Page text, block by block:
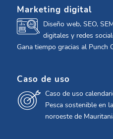
Marketing digital
Diseño web, SEO,
digitales y redes
Gana tiempo gracias al Punch
Caso de uso
Caso de uso
Pesca sostenible en
noroeste de